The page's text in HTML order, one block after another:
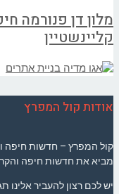
מלון דן פנורמה
קליינשטיין
אודות קול המפרץ
קול המפרץ – חדשות חיפה
מביא את חדשות חיפה
יש לכם רצון להעביר